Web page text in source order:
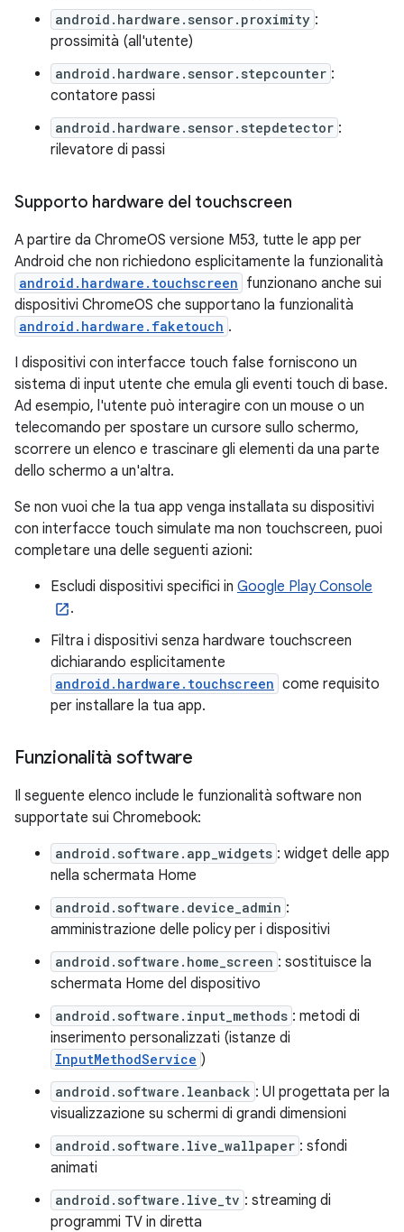
android.hardware.sensor.proximity :
prossimità (all'utente)
android.hardware.sensor.stepcounter :
contatore passi
android.hardware.sensor.stepdetector :
rilevatore di passi
Supporto hardware del touchscreen
A partire da ChromeOS versione M53, tutte le app per
Android che non richiedono esplicitamente la funzionalità
android.hardware.touchscreen funzionano anche sui
dispositivi ChromeOS che supportano la funzionalità
android.hardware.faketouch .
I dispositivi con interfacce touch false forniscono un
sistema di input utente che emula gli eventi touch di base.
Ad esempio, l'utente può interagire con un mouse o un
telecomando per spostare un cursore sullo schermo,
scorrere un elenco e trascinare gli elementi da una parte
dello schermo a un'altra.
Se non vuoi che la tua app venga installata su dispositivi
con interfacce touch simulate ma non touchscreen, puoi
completare una delle seguenti azioni:
Escludi dispositivi specifici in Google Play Console
.
Filtra i dispositivi senza hardware touchscreen
dichiarando esplicitamente
android.hardware.touchscreen come requisito
per installare la tua app.
Funzionalità software
Il seguente elenco include le funzionalità software non
supportate sui Chromebook:
android.software.app_widgets : widget delle app
nella schermata Home
android.software.device_admin :
amministrazione delle policy per i dispositivi
android.software.home_screen : sostituisce la
schermata Home del dispositivo
android.software.input_methods : metodi di
inserimento personalizzati (istanze di
InputMethodService )
android.software.leanback : UI progettata per la
visualizzazione su schermi di grandi dimensioni
android.software.live_wallpaper : sfondi
animati
android.software.live_tv : streaming di
programmi TV in diretta